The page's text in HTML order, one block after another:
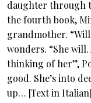
daughter through
the fourth book,
grandmother.
wonders. “She
thinking of her”,
good. She’s into
up… [Text in Italian]